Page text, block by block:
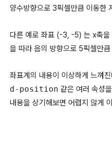
양수방향으로 3픽셀만큼 이동한
다른 예로 좌표 (-3, -5) 는 x축을
을 따라 음의 방향으로 5픽셀만
좌표계의 내용이 이상하게 느껴
d-position 같은 여러 속성
내용을 상기해보면 어렵지 않게